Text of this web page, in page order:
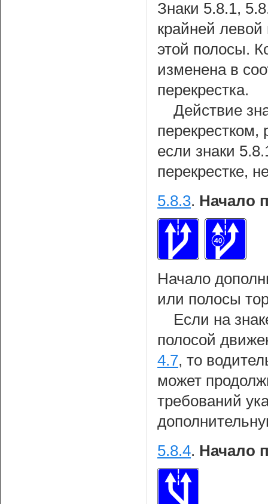
Знаки 5.8.1,
крайней
этой полосы.
изменена в
перекрестка.
Действие
перекрестком,
если знаки
перекрестке,
5.8.3. Начало
Начало
или полосы
Если на
полосой
4.7, то
может
требований
5.8.4. Начало